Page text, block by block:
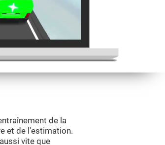
de la
et de l'estimation.
vite que